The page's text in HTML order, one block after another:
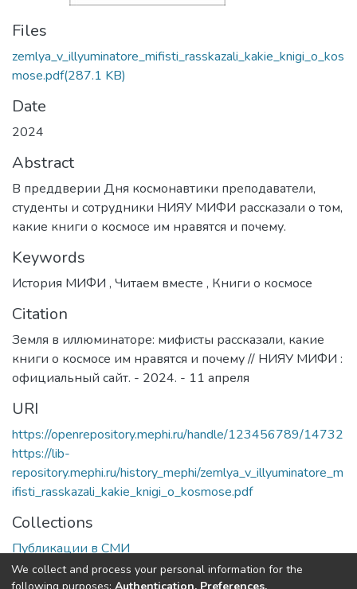
Files
zemlya_v_illyuminatore_mifisti_rasskazali_kakie_knigi_o_kos
mose.pdf(287.1 KB)
Date
2024
Abstract
В преддверии Дня космонавтики преподаватели,
студенты и сотрудники НИЯУ МИФИ рассказали о том,
какие книги о космосе им нравятся и почему.
Keywords
История МИФИ , Читаем вместе , Книги о космосе
Citation
Земля в иллюминаторе: мифисты рассказали, какие
книги о космосе им нравятся и почему // НИЯУ МИФИ :
официальный сайт. - 2024. - 11 апреля
URI
https://openrepository.mephi.ru/handle/123456789/14732
https://lib-
repository.mephi.ru/history_mephi/zemlya_v_illyuminatore_m
ifisti_rasskazali_kakie_knigi_o_kosmose.pdf
Collections
Публикации в СМИ
Full item page
We collect and process your personal information for the